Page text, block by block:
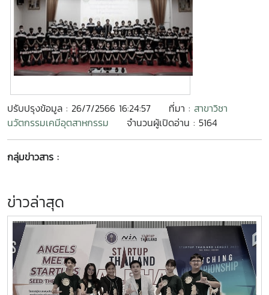
ปรับปรุงข้อมูล : 26/7/2566 16:24:57 ที่มา : สาขาวิชา
นวัตกรรมเคมีอุตสาหกรรม
จำนวนผู้เปิดอ่าน : 5164
กลุ่มข่าวสาร :
ข่าวล่าสุด